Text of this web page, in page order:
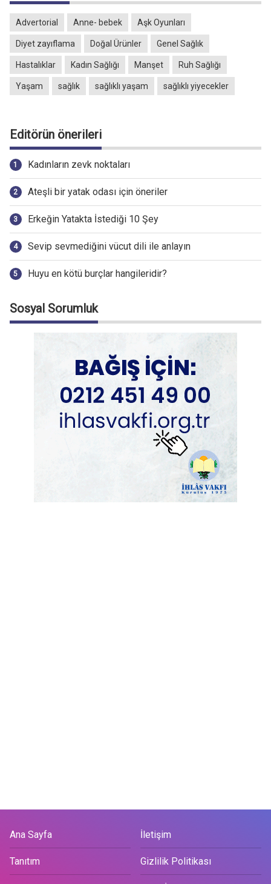
Advertorial Anne- bebek Aşk Oyunları
Diyet zayıflama Doğal Ürünler Genel Sağlık
Hastalıklar Kadın Sağlığı Manşet Ruh Sağlığı
Yaşam sağlık sağlıklı yaşam sağlıklı yiyecekler
Editörün önerileri
Kadınların zevk noktaları
Ateşli bir yatak odası için öneriler
Erkeğin Yatakta İstediği 10 Şey
Sevip sevmediğini vücut dili ile anlayın
Huyu en kötü burçlar hangileridir?
Sosyal Sorumluk
Ana Sayfa İletişim
Tanıtım Gizlilik Politikası